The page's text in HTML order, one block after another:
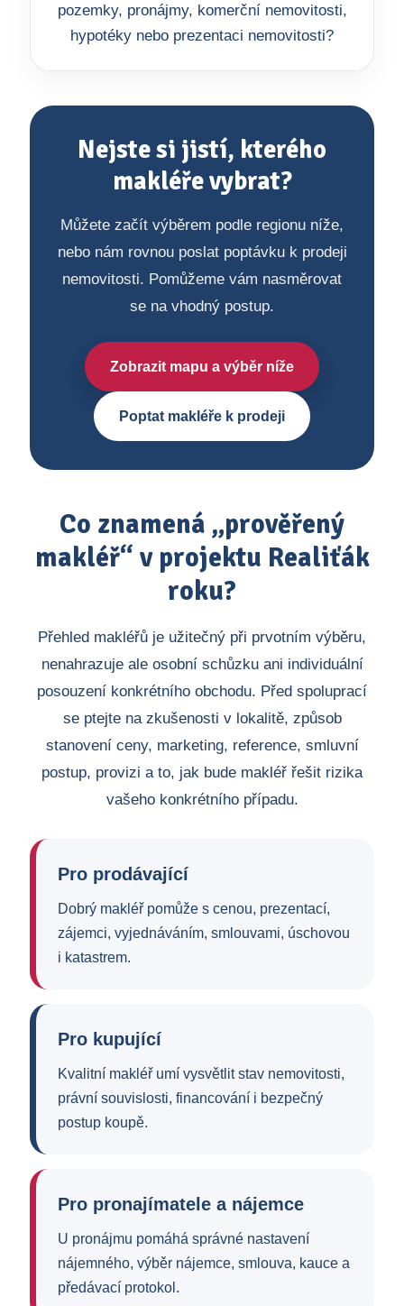
pozemky, pronájmy, komerční nemovitosti,
hypotéky nebo prezentaci nemovitosti?
Nejste si jistí, kterého
makléře vybrat?
Můžete začít výběrem podle regionu níže,
nebo nám rovnou poslat poptávku k prodeji
nemovitosti. Pomůžeme vám nasměrovat
se na vhodný postup.
Zobrazit mapu a výběr níže
Poptat makléře k prodeji
Co znamená „prověřený
makléř“ v projektu Realiťák
roku?
Přehled makléřů je užitečný při prvotním výběru,
nenahrazuje ale osobní schůzku ani individuální
posouzení konkrétního obchodu. Před spoluprací
se ptejte na zkušenosti v lokalitě, způsob
stanovení ceny, marketing, reference, smluvní
postup, provizi a to, jak bude makléř řešit rizika
vašeho konkrétního případu.
Pro prodávající
Dobrý makléř pomůže s cenou, prezentací,
zájemci, vyjednáváním, smlouvami, úschovou
i katastrem.
Pro kupující
Kvalitní makléř umí vysvětlit stav nemovitosti,
právní souvislosti, financování i bezpečný
postup koupě.
Pro pronajímatele a nájemce
U pronájmu pomáhá správné nastavení
nájemného, výběr nájemce, smlouva, kauce a
předávací protokol.